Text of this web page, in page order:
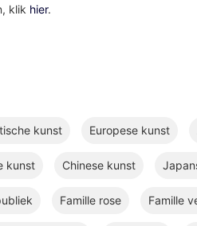
klik hier.
kunst Europese kunst
kunst Chinese kunst
Famille rose Famille